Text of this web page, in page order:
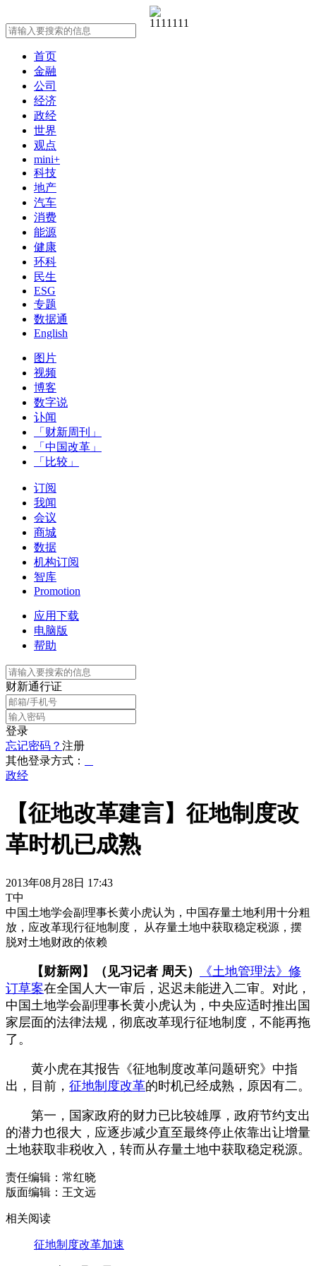
首页
金融
公司
经济
政经
世界
观点
mini+
科技
地产
汽车
消费
能源
健康
环科
民生
ESG
专题
数据通
English
图片
视频
博客
数字说
讣闻
「财新周刊」
「中国改革」
「比较」
订阅
我闻
会议
商城
数据
机构订阅
智库
Promotion
应用下载
电脑版
帮助
财新通行证
登录
忘记密码？ 注册
其他登录方式：
政经
【征地改革建言】征地制度改
革时机已成熟
2013年08月28日 17:43
T中
中国土地学会副理事长黄小虎认为，中国存量土地利用十分粗
放，应改革现行征地制度， 从存量土地中获取稳定税源，摆
脱对土地财政的依赖
【财新网】（见习记者 周天）
《土地管理法》修
订草案在全国人大一审后，迟迟未能进入二审。对此，
中国土地学会副理事长黄小虎认为，中央应适时推出国
家层面的法律法规，彻底改革现行征地制度，不能再拖
了。
黄小虎在其报告《征地制度改革问题研究》中指
出，目前， 征地制度改革的时机已经成熟，原因有二。
第一，国家政府的财力已比较雄厚，政府节约支出
的潜力也很大，应逐步减少直至最终停止依靠出让增量
土地获取非税收入，转而从存量土地中获取稳定税源。
责任编辑：常红晓
版面编辑：王文远
相关阅读
征地制度改革加速